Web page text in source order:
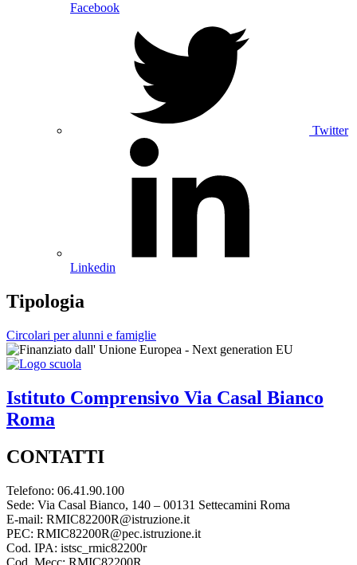
Facebook
Twitter
Linkedin
Tipologia
Circolari per alunni e famiglie
Istituto Comprensivo Via Casal Bianco
Roma
CONTATTI
Telefono: 06.41.90.100
Sede: Via Casal Bianco, 140 – 00131 Settecamini Roma
E-mail: RMIC82200R@istruzione.it
PEC: RMIC82200R@pec.istruzione.it
Cod. IPA: istsc_rmic82200r
Cod. Mecc: RMIC82200R